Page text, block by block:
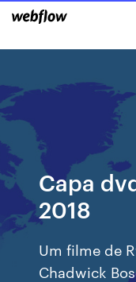
Capa
2018
Um filme de
Chadwick